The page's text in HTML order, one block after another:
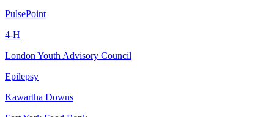
PulsePoint
4-H
London Youth Advisory Council
Epilepsy
Kawartha Downs